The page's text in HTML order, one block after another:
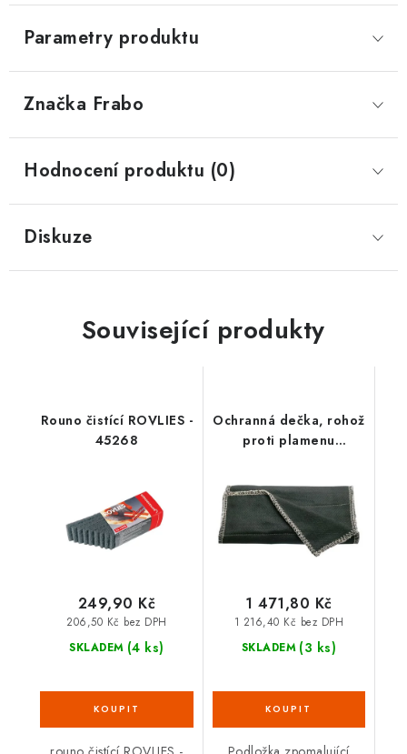
Parametry produktu
Značka Frabo
Hodnocení produktu (0)
Diskuze
Související produkty
Rouno čistící ROVLIES -
45268
SKLADEM (4 ks)
206,50 Kč bez DPH
249,90 Kč
Ochranná dečka, rohož
proti plamenu
SKLADEM (3 ks)
1 216,40 Kč bez DPH
1 471,80 Kč